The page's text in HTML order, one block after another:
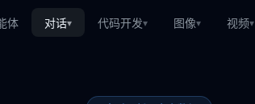
体 对话▾ 代码开发▾ 图像▾ 视频▾